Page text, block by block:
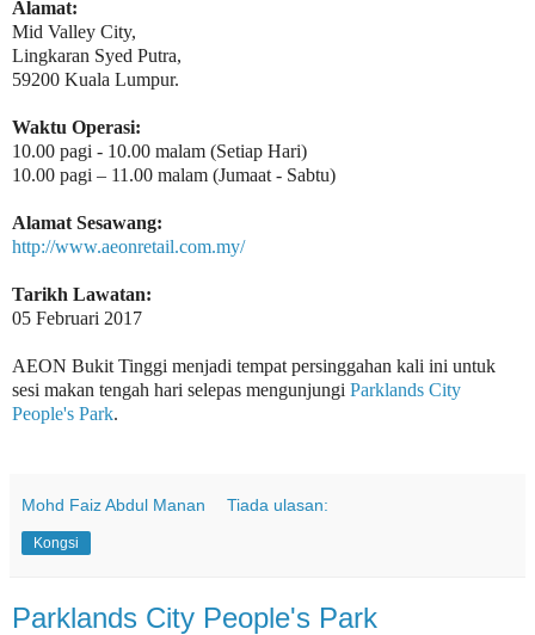
Alamat:
Mid Valley City,
Lingkaran Syed Putra,
59200 Kuala Lumpur.
Waktu Operasi:
10.00 pagi - 10.00 malam (Setiap Hari)
10.00 pagi – 11.00 malam (Jumaat - Sabtu)
Alamat Sesawang:
http://www.aeonretail.com.my/
Tarikh Lawatan:
05 Februari 2017
AEON Bukit Tinggi menjadi tempat persinggahan kali ini untuk
sesi makan tengah hari selepas mengunjungi Parklands City
People's Park.
Mohd Faiz Abdul Manan Tiada ulasan:
Kongsi
Parklands City People's Park